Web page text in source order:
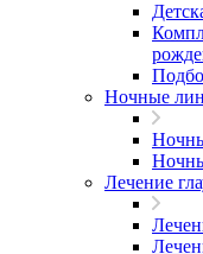
Ночные
Лечение